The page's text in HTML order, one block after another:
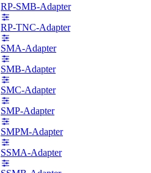
RP-SMB-Adapter
RP-TNC-Adapter
SMA-Adapter
SMB-Adapter
SMC-Adapter
SMP-Adapter
SMPM-Adapter
SSMA-Adapter